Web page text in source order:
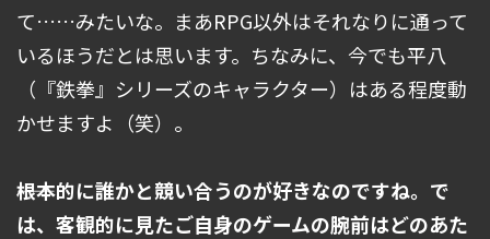
て……みたいな。まあRPG以外はそれなりに通って
いるほうだとは思います。ちなみに、今でも平八
（『鉄拳』シリーズのキャラクター）はある程度動
かせますよ（笑）。
――根本的に誰かと競い合うのが好きなのですね。で
は、客観的に見たご自身のゲームの腕前はどのあた